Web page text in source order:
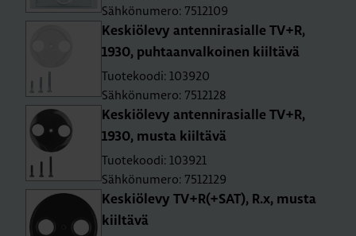
Sähkönumero: 7512109
Kes­kiö­le­vy an­ten­ni­ra­sial­le TV+R,
1930, puh­taan­val­koi­nen kiil­tä­vä
Tuotekoodi: 103920
Sähkönumero: 7512128
Kes­kiö­le­vy an­ten­ni­ra­sial­le TV+R,
1930, musta kiil­tä­vä
Tuotekoodi: 103921
Sähkönumero: 7512129
Kes­kiö­le­vy TV+R(+SAT), R.x, musta
kiil­tä­vä